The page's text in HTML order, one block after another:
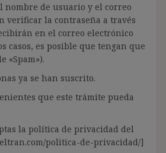
nombre de usuario y el correo
verificar la contraseña a través
en el correo electrónico
casos, es posible que tengan que
«Spam»).
ya se han suscrito.
que este trámite pueda
la política de privacidad del
politica-de-privacidad/]